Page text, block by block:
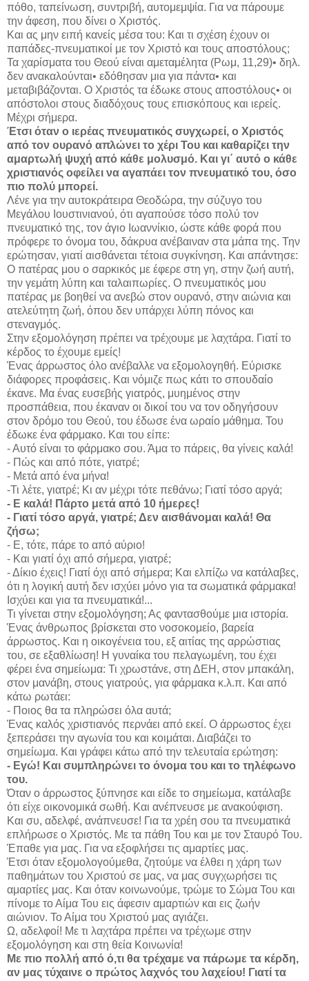
πόθο, ταπείνωση, συντριβή, αυτομεμψία. Για να πάρουμε
την άφεση, που δίνει ο Χριστός.
Και ας μην ειπή κανείς μέσα του: Και τι σχέση έχουν οι
παπάδες-πνευματικοί με τον Χριστό και τους αποστόλους;
Τα χαρίσματα του Θεού είναι αμεταμέλητα (Ρωμ, 11,29)• δηλ.
δεν ανακαλούνται• εδόθησαν μια για πάντα• και
μεταβιβάζονται. Ο Χριστός τα έδωκε στους αποστόλους• οι
απόστολοι στους διαδόχους τους επισκόπους και ιερείς.
Μέχρι σήμερα.
Έτσι όταν ο ιερέας πνευματικός συγχωρεί, ο Χριστός
από τον ουρανό απλώνει το χέρι Του και καθαρίζει την
αμαρτωλή ψυχή από κάθε μολυσμό. Και γι΄ αυτό ο κάθε
χριστιανός οφείλει να αγαπάει τον πνευματικό του, όσο
πιο πολύ μπορεί.
Λένε για την αυτοκράτειρα Θεοδώρα, την σύζυγο του
Μεγάλου Ιουστινιανού, ότι αγαπούσε τόσο πολύ τον
πνευματικό της, τον άγιο Ιωαννίκιο, ώστε κάθε φορά που
πρόφερε το όνομα του, δάκρυα ανέβαιναν στα μάπα της. Την
ερώτησαν, γιατί αισθάνεται τέτοια συγκίνηση. Και απάντησε:
Ο πατέρας μου ο σαρκικός με έφερε στη γη, στην ζωή αυτή,
την γεμάτη λύπη και ταλαιπωρίες. Ο πνευματικός μου
πατέρας με βοηθεί να ανεβώ στον ουρανό, στην αιώνια και
ατελεύτητη ζωή, όπου δεν υπάρχει λύπη πόνος και
στεναγμός.
Στην εξομολόγηση πρέπει να τρέχουμε με λαχτάρα. Γιατί το
κέρδος το έχουμε εμείς!
Ένας άρρωστος όλο ανέβαλλε να εξομολογηθή. Εύρισκε
διάφορες προφάσεις. Και νόμιζε πως κάτι το σπουδαίο
έκανε. Μα ένας ευσεβής γιατρός, μυημένος στην
προσπάθεια, που έκαναν οι δικοί του να τον οδηγήσουν
στον δρόμο του Θεού, του έδωσε ένα ωραίο μάθημα. Του
έδωκε ένα φάρμακο. Και του είπε:
- Αυτό είναι το φάρμακο σου. Άμα το πάρεις, θα γίνεις καλά!
- Πώς και από πότε, γιατρέ;
- Μετά από ένα μήνα!
-Τι λέτε, γιατρέ; Κι αν μέχρι τότε πεθάνω; Γιατί τόσο αργά;
- Ε καλά! Πάρτο μετά από 10 ήμερες!
- Γιατί τόσο αργά, γιατρέ; Δεν αισθάνομαι καλά! Θα
ζήσω;
- Ε, τότε, πάρε το από αύριο!
- Και γιατί όχι από σήμερα, γιατρέ;
- Δίκιο έχεις! Γιατί όχι από σήμερα; Και ελπίζω να κατάλαβες,
ότι η λογική αυτή δεν ισχύει μόνο για τα σωματικά φάρμακα!
Ισχύει και για τα πνευματικά!...
Τι γίνεται στην εξομολόγηση; Ας φαντασθούμε μια ιστορία.
Ένας άνθρωπος βρίσκεται στο νοσοκομείο, βαρεία
άρρωστος. Και η οικογένεια του, εξ αιτίας της αρρώστιας
του, σε εξαθλίωση! Η γυναίκα του πελαγωμένη, του έχει
φέρει ένα σημείωμα: Τι χρωστάνε, στη ΔΕΗ, στον μπακάλη,
στον μανάβη, στους γιατρούς, για φάρμακα κ.λ.π. Και από
κάτω ρωτάει:
- Ποιος θα τα πληρώσει όλα αυτά;
Ένας καλός χριστιανός περνάει από εκεί. Ο άρρωστος έχει
ξεπεράσει την αγωνία του και κοιμάται. Διαβάζει το
σημείωμα. Και γράφει κάτω από την τελευταία ερώτηση:
- Εγώ! Και συμπληρώνει το όνομα του και το τηλέφωνο
του.
Όταν ο άρρωστος ξύπνησε και είδε το σημείωμα, κατάλαβε
ότι είχε οικονομικά σωθή. Και ανέπνευσε με ανακούφιση.
Και συ, αδελφέ, ανάπνευσε! Για τα χρέη σου τα πνευματικά
επλήρωσε ο Χριστός. Με τα πάθη Του και με τον Σταυρό Του.
Έπαθε για μας. Για να εξοφλήσει τις αμαρτίες μας.
Έτσι όταν εξομολογούμεθα, ζητούμε να έλθει η χάρη των
παθημάτων του Χριστού σε μας, να μας συγχωρήσει τις
αμαρτίες μας. Και όταν κοινωνούμε, τρώμε το Σώμα Του και
πίνομε το Αίμα Του εις άφεσιν αμαρτιών και εις ζωήν
αιώνιον. Το Αίμα του Χριστού μας αγιάζει.
Ω, αδελφοί! Με τι λαχτάρα πρέπει να τρέχωμε στην
εξομολόγηση και στη θεία Κοινωνία!
Με πιο πολλή από ό,τι θα τρέχαμε να πάρωμε τα κέρδη,
αν μας τύχαινε ο πρώτος λαχνός του λαχείου! Γιατί τα